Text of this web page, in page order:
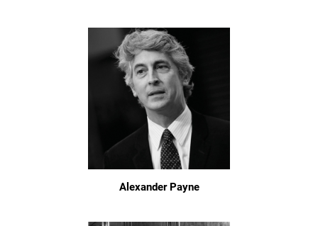
Alexander Payne